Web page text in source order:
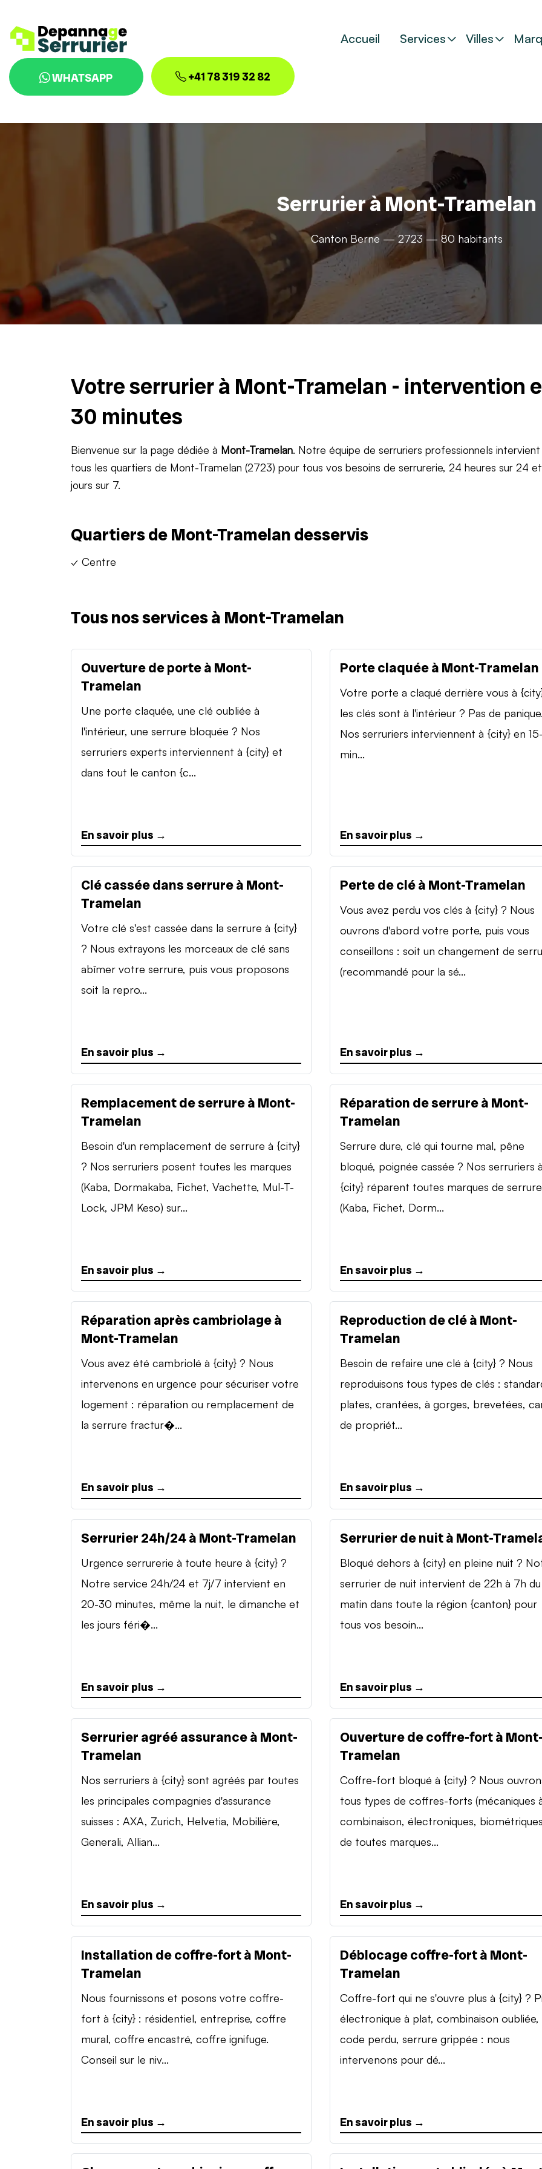
Accueil Services Villes
WHATSAPP +41 78 319 32 82
Serrurier à Mont-Tramelan
Canton Berne — 2723 — 80 habitants
Votre serrurier à Mont-Tramelan - intervention
30 minutes
Bienvenue sur la page dédiée à Mont-Tramelan. Notre équipe de serruriers professionnels intervient
tous les quartiers de Mont-Tramelan (2723) pour tous vos besoins de serrurerie, 24 heures sur 24
jours sur 7.
Quartiers de Mont-Tramelan desservis
✓ Centre
Tous nos services à Mont-Tramelan
Ouverture de porte à Mont-
Tramelan
Une porte claquée, une clé oubliée à
l'intérieur, une serrure bloquée ? Nos
serruriers experts interviennent à {city} et
dans tout le canton {c...
En savoir plus →
Porte claquée à Mont-Tramelan
Votre porte a claqué derrière vous à
les clés sont à l'intérieur ? Pas de
Nos serruriers interviennent à {city} en
min...
En savoir plus →
Clé cassée dans serrure à Mont-
Tramelan
Votre clé s'est cassée dans la serrure à {city}
? Nous extrayons les morceaux de clé sans
abîmer votre serrure, puis vous proposons
soit la repro...
En savoir plus →
Perte de clé à Mont-Tramelan
Vous avez perdu vos clés à {city} ? Nous
ouvrons d'abord votre porte, puis vous
conseillons : soit un changement de
(recommandé pour la sé...
En savoir plus →
Remplacement de serrure à Mont-
Tramelan
Besoin d'un remplacement de serrure à {city}
? Nos serruriers posent toutes les marques
(Kaba, Dormakaba, Fichet, Vachette, Mul-T-
Lock, JPM Keso) sur...
En savoir plus →
Réparation de serrure à Mont-
Tramelan
Serrure dure, clé qui tourne mal, pêne
bloqué, poignée cassée ? Nos serruriers
{city} réparent toutes marques de
(Kaba, Fichet, Dorm...
En savoir plus →
Réparation après cambriolage à
Mont-Tramelan
Vous avez été cambriolé à {city} ? Nous
intervenons en urgence pour sécuriser votre
logement : réparation ou remplacement de
la serrure fractur�...
En savoir plus →
Reproduction de clé à Mont-
Tramelan
Besoin de refaire une clé à {city} ? Nous
reproduisons tous types de clés :
plates, crantées, à gorges, brevetées,
de propriét...
En savoir plus →
Serrurier 24h/24 à Mont-Tramelan
Urgence serrurerie à toute heure à {city} ?
Notre service 24h/24 et 7j/7 intervient en
20-30 minutes, même la nuit, le dimanche et
les jours féri�...
En savoir plus →
Serrurier de nuit à Mont-
Bloqué dehors à {city} en pleine nuit ?
serrurier de nuit intervient de 22h à 7h du
matin dans toute la région {canton} pour
tous vos besoin...
En savoir plus →
Serrurier agréé assurance à Mont-
Tramelan
Nos serruriers à {city} sont agréés par toutes
les principales compagnies d'assurance
suisses : AXA, Zurich, Helvetia, Mobilière,
Generali, Allian...
En savoir plus →
Ouverture de coffre-fort à
Tramelan
Coffre-fort bloqué à {city} ? Nous
tous types de coffres-forts (mécaniques
combinaison, électroniques,
de toutes marques...
En savoir plus →
Installation de coffre-fort à Mont-
Tramelan
Nous fournissons et posons votre coffre-
fort à {city} : résidentiel, entreprise, coffre
mural, coffre encastré, coffre ignifuge.
Conseil sur le niv...
En savoir plus →
Déblocage coffre-fort à Mont-
Tramelan
Coffre-fort qui ne s'ouvre plus à {city} ?
électronique à plat, combinaison oubliée,
code perdu, serrure grippée : nous
intervenons pour dé...
En savoir plus →